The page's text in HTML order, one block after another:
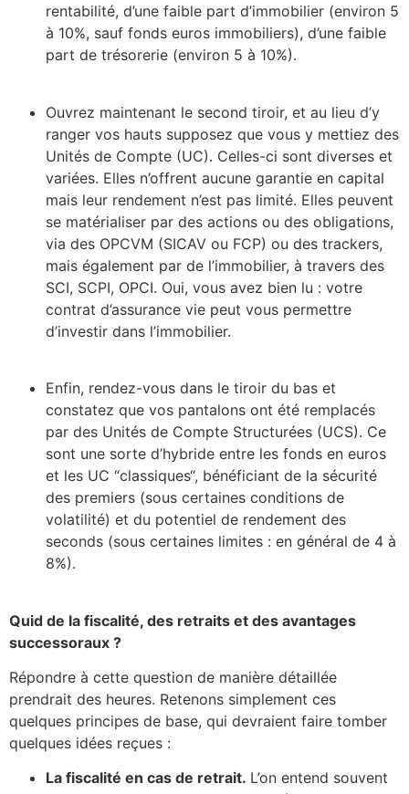
rentabilité, d’une faible part d’immobilier (environ 5
à 10%, sauf fonds euros immobiliers), d’une faible
part de trésorerie (environ 5 à 10%).
Ouvrez maintenant le second tiroir, et au lieu d’y
ranger vos hauts supposez que vous y mettiez des
Unités de Compte (UC). Celles-ci sont diverses et
variées. Elles n’offrent aucune garantie en capital
mais leur rendement n’est pas limité. Elles peuvent
se matérialiser par des actions ou des obligations,
via des OPCVM (SICAV ou FCP) ou des trackers,
mais également par de l’immobilier, à travers des
SCI, SCPI, OPCI. Oui, vous avez bien lu : votre
contrat d’assurance vie peut vous permettre
d’investir dans l’immobilier.
Enfin, rendez-vous dans le tiroir du bas et
constatez que vos pantalons ont été remplacés
par des Unités de Compte Structurées (UCS). Ce
sont une sorte d’hybride entre les fonds en euros
et les UC “classiques“, bénéficiant de la sécurité
des premiers (sous certaines conditions de
volatilité) et du potentiel de rendement des
seconds (sous certaines limites : en général de 4 à
8%).
Quid de la fiscalité, des retraits et des avantages
successoraux ?
Répondre à cette question de manière détaillée
prendrait des heures. Retenons simplement ces
quelques principes de base, qui devraient faire tomber
quelques idées reçues :
La fiscalité en cas de retrait. L’on entend souvent